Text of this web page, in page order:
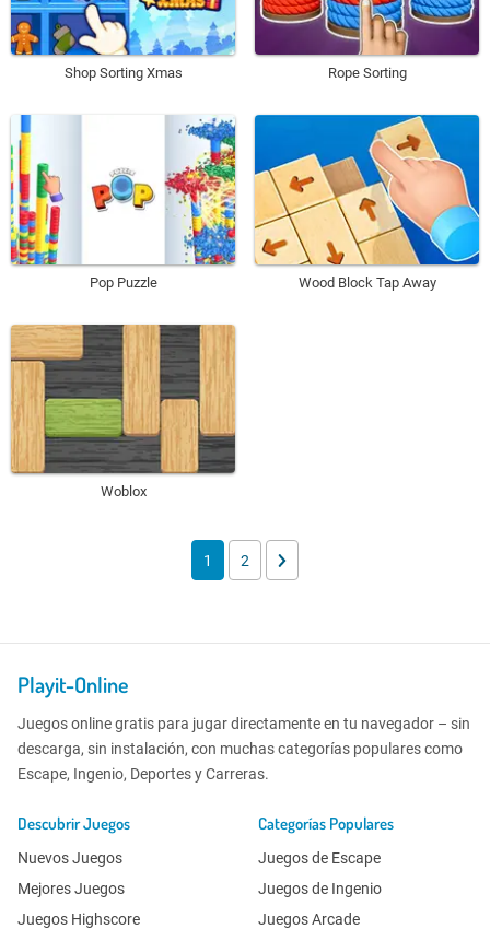
Shop Sorting Xmas Rope Sorting
Pop Puzzle Wood Block Tap Away
Woblox
1 2
Playit-Online
Juegos online gratis para jugar directamente en tu navegador – sin
descarga, sin instalación, con muchas categorías populares como
Escape, Ingenio, Deportes y Carreras.
Descubrir Juegos
Nuevos Juegos
Mejores Juegos
Juegos Highscore
Categorías Populares
Juegos de Escape
Juegos de Ingenio
Juegos Arcade